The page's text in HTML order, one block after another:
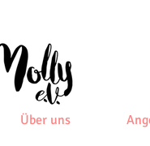
Über uns